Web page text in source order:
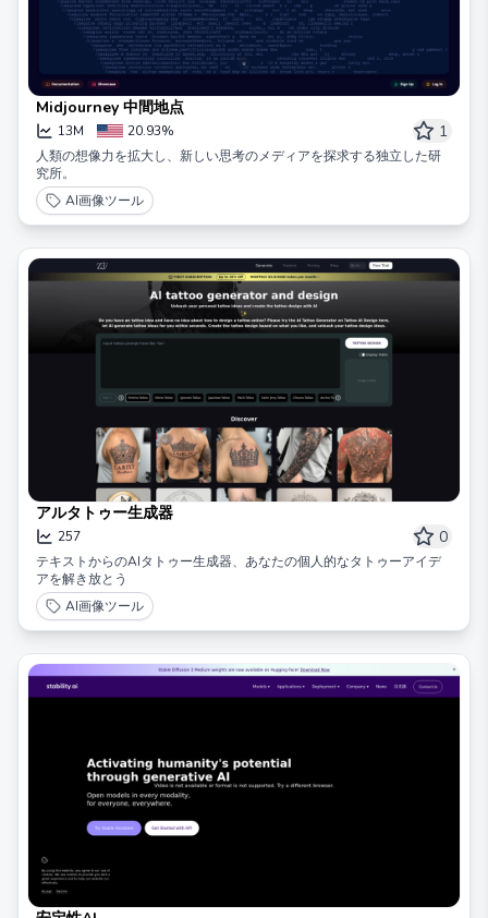
Midjourney 中間地点
13M 20.93% 1
人類の想像力を拡大し、新しい思考のメディアを探求する独立した研
究所。
AI画像ツール
アルタトゥー生成器
257 0
テキストからのAIタトゥー生成器、あなたの個人的なタトゥーアイデ
アを解き放とう
AI画像ツール